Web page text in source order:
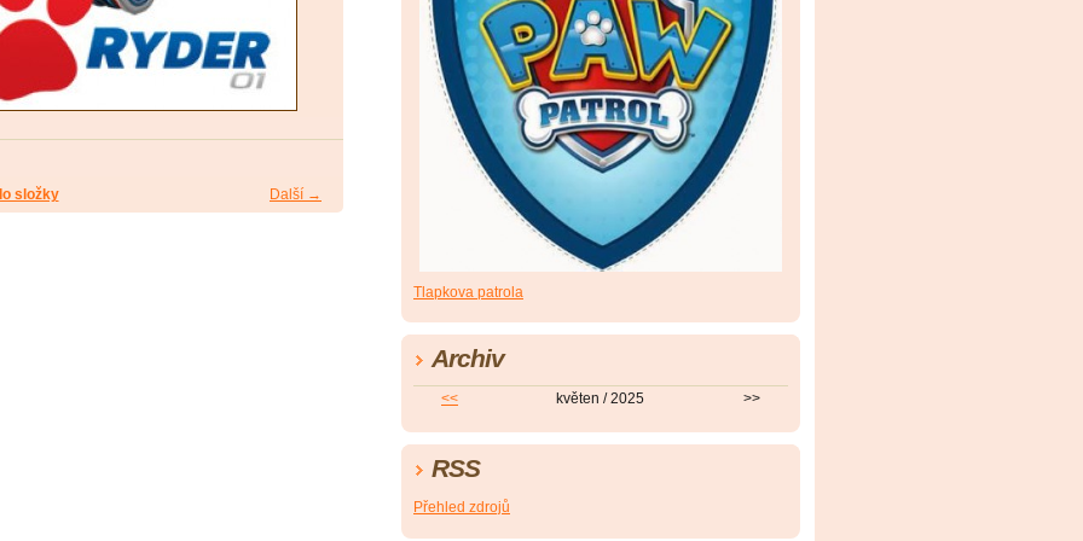
Další →
složky
Tlapkova patrola
Archiv
<< květen / 2025 >>
RSS
Přehled zdrojů